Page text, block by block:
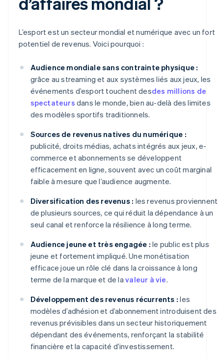
L’esport est un secteur mondial et numérique avec un fort
potentiel de revenus. Voici pourquoi :
Audience mondiale sans contrainte physique :
grâce au streaming et aux systèmes liés aux jeux, les
événements d’esport touchent desdes millions de
spectateurs dans le monde, bien au-delà des limites
des modèles sportifs traditionnels.
Sources de revenus natives du numérique :
publicité, droits médias, achats intégrés aux jeux, e-
commerce et abonnements se développent
efficacement en ligne, souvent avec un coût marginal
faible à mesure que l’audience augmente.
Diversification des revenus : les revenus proviennent
de plusieurs sources, ce qui réduit la dépendance à un
seul canal et renforce la résilience à long terme.
Audience jeune et très engagée : le public est plus
jeune et fortement impliqué. Une monétisation
efficace joue un rôle clé dans la croissance à long
terme de la marque et de lavaleur à vie.
Développement des revenus récurrents : les
modèles d’adhésion et d’abonnement introduisent des
revenus prévisibles dans un secteur historiquement
dépendant des événements, renforçant la stabilité
financière et la capacité d’investissement.